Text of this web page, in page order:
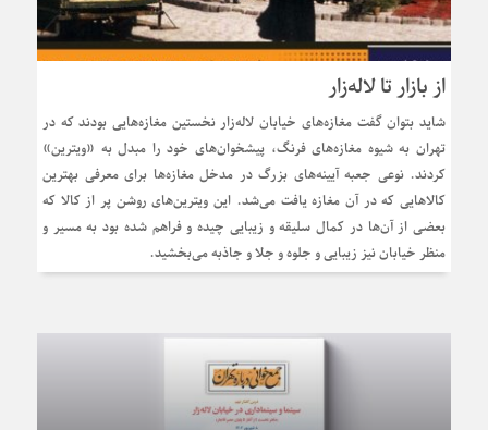
از بازار تا لاله‌زار
شاید بتوان گفت مغازه‌های خیابان لاله‌زار نخستین مغازه‌هایی بودند که در
تهران به شیوه مغازه‌های فرنگ، پیشخوان‌های خود را مبدل به «ویترین»
کردند. نوعی جعبه آیینه‌های بزرگ در مدخل مغازه‌ها برای معرفی بهترین
کالاهایی که در آن مغازه یافت می‌شد. این ویترین‌های روشن پر از کالا که
بعضی از آن‌ها در کمال سلیقه و زیبایی چیده و فراهم شده بود به مسیر و
منظر خیابان نیز زیبایی و جلوه و جلا و جاذبه می‌بخشید.